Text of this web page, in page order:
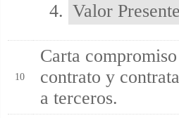
Valor
10
Carta
contrato y
a terceros.